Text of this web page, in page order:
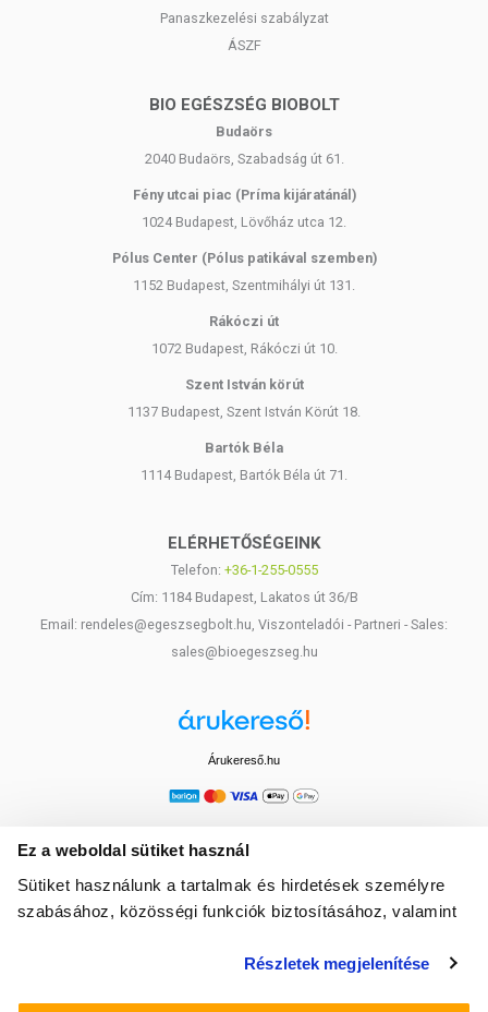
Ez a weboldal sütiket használ
Sütiket használunk a tartalmak és hirdetések személyre
szabásához, közösségi funkciók biztosításához, valamint
média-, hirdető- és elemező partnereinkkel megosztjuk az
Részletek megjelenítése
Panaszkezelési szabályzat
ÁSZF
BIO EGÉSZSÉG BIOBOLT
Budaörs
2040 Budaörs, Szabadság út 61.
Fény utcai piac (Príma kijáratánál)
1024 Budapest, Lövőház utca 12.
Pólus Center (Pólus patikával szemben)
1152 Budapest, Szentmihályi út 131.
Rákóczi út
1072 Budapest, Rákóczi út 10.
Szent István körút
1137 Budapest, Szent István Körút 18.
Bartók Béla
1114 Budapest, Bartók Béla út 71.
ELÉRHETŐSÉGEINK
Telefon: +36-1-255-0555
Cím: 1184 Budapest, Lakatos út 36/B
Email: rendeles@egeszsegbolt.hu, Viszonteladói - Partneri - Sales:
sales@bioegeszseg.hu
Árukereső.hu